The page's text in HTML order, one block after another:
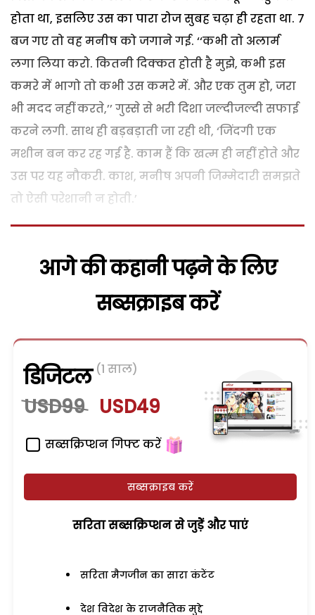
होता था, इसलिए उस का पारा रोज सुबह चढ़ा ही रहता था. 7
बज गए तो वह मनीष को जगाने गई. ‘‘कभी तो अलार्म
लगा लिया करो. कितनी दिक्कत होती है मुझे, कभी इस
कमरे में भागो तो कभी उस कमरे में. और एक तुम हो, जरा
भी मदद नहीं करते,’’ गुस्से से भरी दिशा जल्दीजल्दी सफाई
करने लगी. साथ ही बड़बड़ाती जा रही थी, ‘जिंदगी एक
मशीन बन कर रह गई है. काम हैं कि खत्म ही नहीं होते और
उस पर यह नौकरी. काश, मनीष अपनी जिम्मेदारी समझते
तो ऐसी परेशानी न होती.’
आगे की कहानी पढ़ने के लिए
सब्सक्राइब करें
डिजिटल (1 साल)
USD99 USD49
सब्सक्रिप्शन गिफ्ट करें
सब्सक्राइब करें
सरिता सब्सक्रिप्शन से जुड़ेें और पाएं
सरिता मैगजीन का सारा कंटेंट
देश विदेश के राजनैतिक मुद्दे